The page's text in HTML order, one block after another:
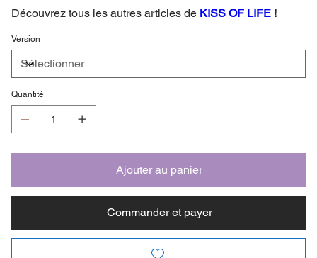
Découvrez tous les autres articles de KISS OF LIFE!
Version
Quantité
Ajouter au panier
Commander et payer